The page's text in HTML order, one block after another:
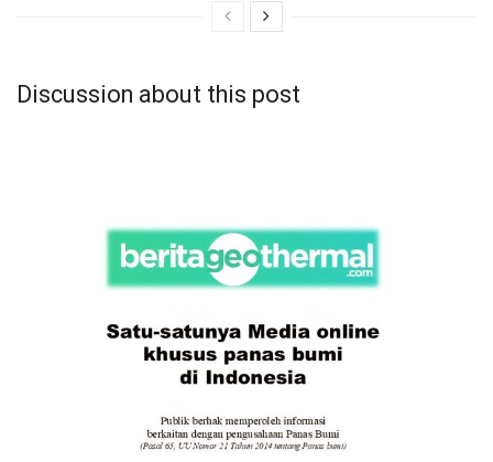
Discussion about this post